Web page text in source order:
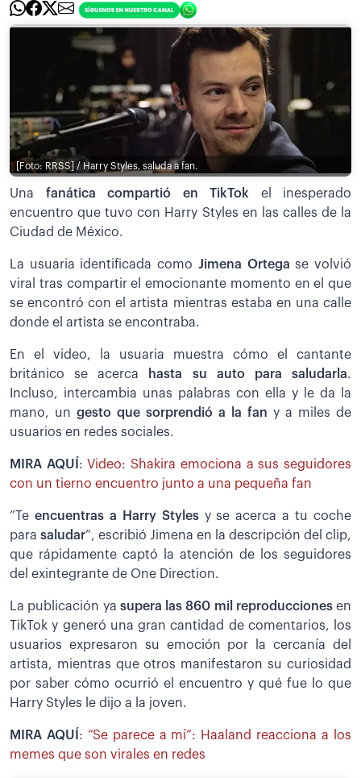
[Foto: RRSS] / Harry Styles, saluda a fan.
Una fanática compartió en TikTok el inesperado
encuentro que tuvo con Harry Styles en las calles de la
Ciudad de México.
La usuaria identificada como Jimena Ortega se volvió
viral tras compartir el emocionante momento en el que
se encontró con el artista mientras estaba en una calle
donde el artista se encontraba.
En el video, la usuaria muestra cómo el cantante
británico se acerca
hasta su auto para saludarla.
Incluso, intercambia unas palabras con ella y le da la
mano, un gesto que sorprendió a la fan y a miles de
usuarios en redes sociales.
MIRA AQUÍ : Video: Shakira emociona a sus seguidores
con un tierno encuentro junto a una pequeña fan
”Te encuentras a Harry Styles y se acerca a tu coche
para saludar”, escribió Jimena en la descripción del clip,
que rápidamente captó la atención de los seguidores
del exintegrante de One Direction.
La publicación ya supera las 860 mil reproduccionesen
TikTok y generó una gran cantidad de comentarios, los
usuarios expresaron su emoción por la cercanía del
artista, mientras que otros manifestaron su curiosidad
por saber cómo ocurrió el encuentro y qué fue lo que
Harry Styles le dijo a la joven.
MIRA AQUÍ : “Se parece a mí”: Haaland reacciona a los
memes que son virales en redes